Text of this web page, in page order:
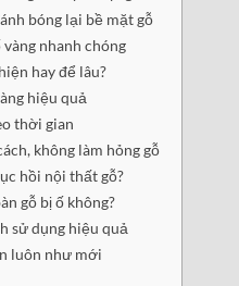
bóng lại bề mặt gỗ
nhanh chóng
hay để lâu?
hiệu quả
thời gian
không làm hỏng gỗ
hồi nội thất gỗ?
gỗ bị ố không?
sử dụng hiệu quả
luôn như mới